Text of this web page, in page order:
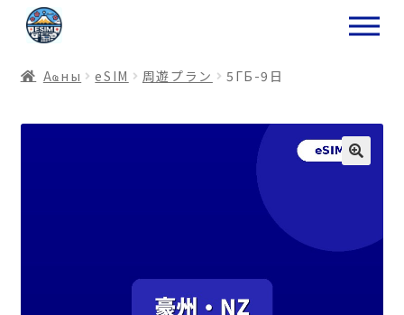
ナ
ビ
ー
ョ
コ
ン
ン
ス
Аҩны еSIM 周遊プラン 5ГБ-9日